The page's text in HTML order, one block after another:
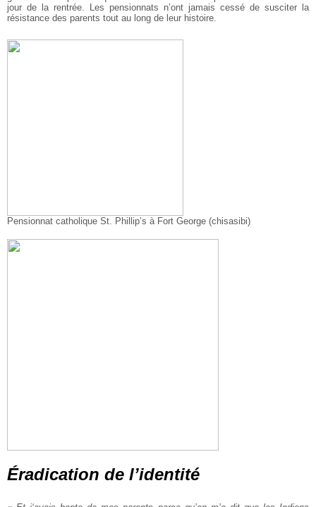
jour de la rentrée. Les pensionnats n’ont jamais cessé de susciter la
résistance des parents tout au long de leur histoire.
Pensionnat catholique St. Phillip’s à Fort George (chisasibi)
Éradication de l’identité